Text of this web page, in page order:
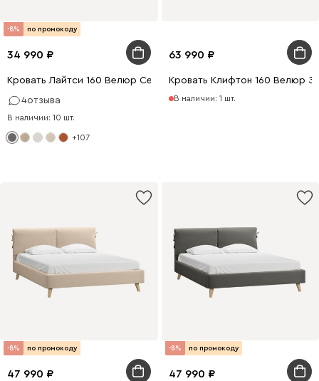
-8% по промокоду
34 990
Кровать Лайтси 160 Велюр Серый
4отзыва
В наличии: 10 шт.
+107
63 990
Кровать Клифтон 160 Велюр
В наличии: 1 шт.
-8% по промокоду
47 990
-8% по промокоду
47 990